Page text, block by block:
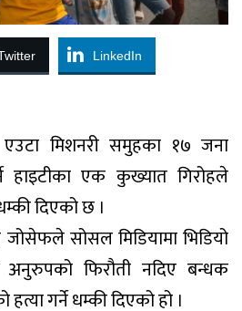
LinkedIn
मिशनरी समुहका १७ जना
एक कुख्यात गिरोहले
दिएको छ ।
सोसल मिडियामा भिडियो
फिरौती नदिए बन्धक
गर्ने धम्की दिएको हो ।